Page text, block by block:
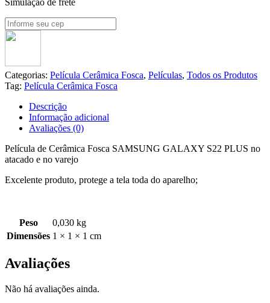
Categorias: Película Cerâmica Fosca, Películas, Todos os Produtos
Tag: Película Cerâmica Fosca
Descrição
Informação adicional
Avaliações (0)
Película de Cerâmica Fosca SAMSUNG GALAXY S22 PLUS no
atacado e no varejo
Excelente produto, protege a tela toda do aparelho;
Peso
0,030 kg
Dimensões 1 × 1 × 1 cm
Avaliações
Não há avaliações ainda.